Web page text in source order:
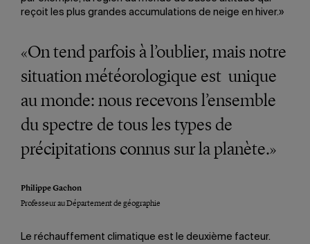
reçoit les plus grandes accumulations de neige en hiver.»
«On tend parfois à l’oublier, mais notre
situation météorologique est unique
au monde: nous recevons l’ensemble
du spectre de tous les types de
précipitations connus sur la planète.»
Philippe Gachon
Professeur au Département de géographie
Le réchauffement climatique est le deuxième facteur.